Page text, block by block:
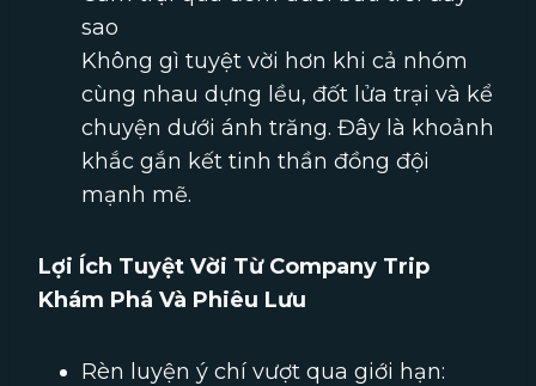
sao
Không gì tuyệt vời hơn khi cả nhóm
cùng nhau dựng lều, đốt lửa trại và kể
chuyện dưới ánh trăng. Đây là khoảnh
khắc gắn kết tinh thần đồng đội
mạnh mẽ.
Lợi Ích Tuyệt Vời Từ Company Trip
Khám Phá Và Phiêu Lưu
Rèn luyện ý chí vượt qua giới hạn: